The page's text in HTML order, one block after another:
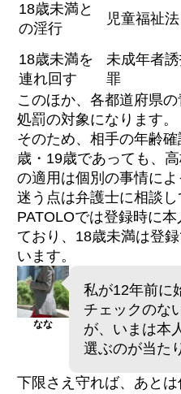
18歳未満と
の淫行
児童福祉法
18歳未満を
連れ回す
未成年者
罪
このほか、各都道府県
処罰の対象になります。
そのため、相手の年齢
歳・19歳であっても、
の適用は個別の事情に
迷う点は弁護士に相談し
PATOLOでは登録時に
ており、18歳未満は登
います。
なな
私が12年前に
チェックのな
が、いまは本
選ぶのが当た
下限さえ守れば、あと